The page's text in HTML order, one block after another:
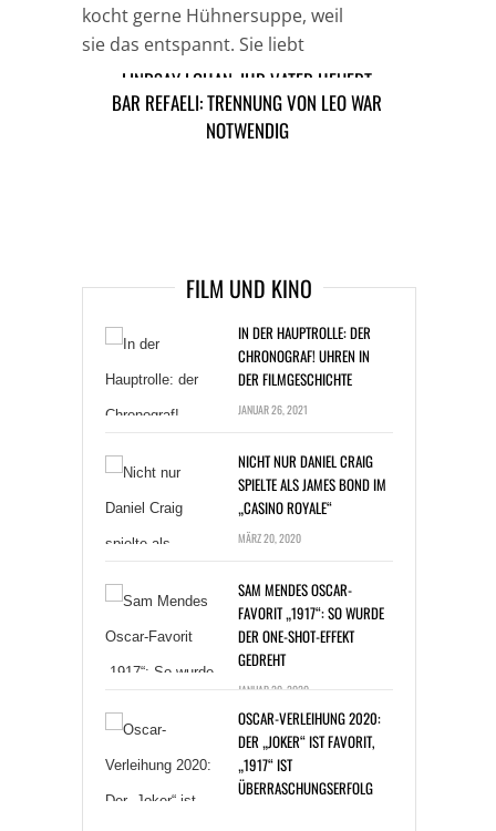
kocht gerne Hühnersuppe, weil
sie das entspannt. Sie liebt
jüdisches Essen.“
AMY WINEHOUSE MUSIK NEWS
LINDSAY LOHAN: IHR VATER HEUERT
PERSONENSCHUTZ AN
BAR REFAELI: TRENNUNG VON LEO WAR
NOTWENDIG
FILM UND KINO
IN DER HAUPTROLLE: DER
CHRONOGRAF! UHREN IN
DER FILMGESCHICHTE
JANUAR 26, 2021
NICHT NUR DANIEL CRAIG
SPIELTE ALS JAMES BOND IM
„CASINO ROYALE“
MÄRZ 20, 2020
SAM MENDES OSCAR-
FAVORIT „1917“: SO WURDE
DER ONE-SHOT-EFFEKT
GEDREHT
JANUAR 20, 2020
OSCAR-VERLEIHUNG 2020:
DER „JOKER“ IST FAVORIT,
„1917“ IST
ÜBERRASCHUNGSERFOLG